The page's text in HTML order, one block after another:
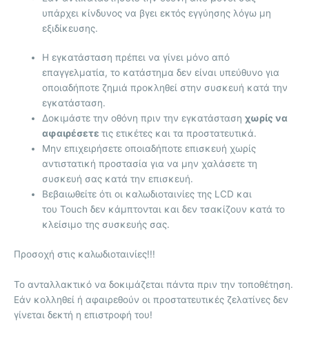
υπάρχει κίνδυνος να βγει εκτός εγγύησης λόγω μη
εξιδίκευσης.
Η εγκατάσταση πρέπει να γίνει μόνο από
επαγγελματία, το κατάστημα δεν είναι υπεύθυνο για
οποιαδήποτε ζημιά προκληθεί στην συσκευή κατά την
εγκατάσταση.
Δοκιμάστε την οθόνη πριν την εγκατάστασηχωρίς να
αφαιρέσετετις ετικέτες και τα προστατευτικά.
Μην επιχειρήσετε οποιαδήποτε επισκευή χωρίς
αντιστατική προστασία για να μην χαλάσετε τη
συσκευή σας κατά την επισκευή.
Βεβαιωθείτε ότι οι καλωδιοταινίες της LCD και
του Touch δεν κάμπτονται και δεν τσακίζουν κατά το
κλείσιμο της συσκευής σας.
Προσοχή στις καλωδιοταινίες!!!
Το ανταλλακτικό να δοκιμάζεται πάντα πριν την τοποθέτηση.
Εάν κολληθεί ή αφαιρεθούν οι προστατευτικές ζελατίνες δεν
γίνεται δεκτή η επιστροφή του!